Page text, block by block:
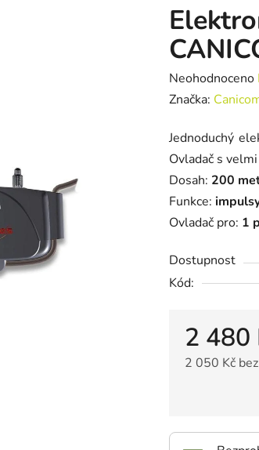
Průměrné
Neohodnoceno
Značka:
Jednoduchý
Ovladač s
Dosah: 200
Funkce:
Ovladač pro: 1
Dostupnost
Kód:
2
2 050 Kč